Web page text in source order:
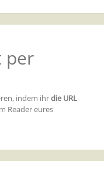
per
indem ihrdie URL
Reader eures